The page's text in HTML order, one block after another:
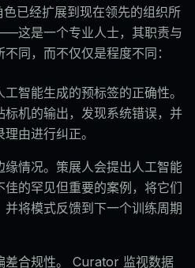
已经扩展到现在领先的组织所
这是一个专业人士，其职责与
同，而不仅仅是程度不同：
智能生成的预标签的正确性。
标机的输出，发现系统错误，并
由进行纠正。
情况。策展人会提出人工智能
的罕见但重要的案例，将它们
将模式反馈到下一个训练周期
差合规性。 Curator 监视数据